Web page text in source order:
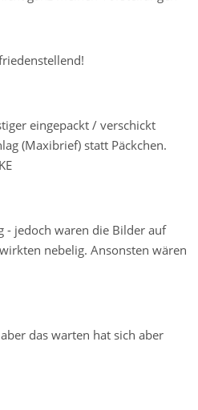
eingepackt / verschickt
(Maxibrief) statt Päckchen.
- jedoch waren die Bilder auf
nebelig. Ansonsten wären
das warten hat sich aber